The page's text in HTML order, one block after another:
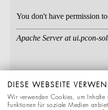
DIESE WEBSEITE
Wir verwenden Cookies, um Inhalte
Funktionen für soziale Medien